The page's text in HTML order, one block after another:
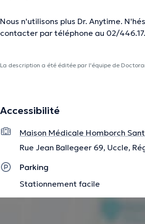
Nous n'utilisons plus Dr. Anytime.
contacter par téléphone au 02/
La description a été éditée par l'équipe de
Accessibilité
Maison Médicale Homborch
Rue Jean Ballegeer 69, Uccle,
Parking
Stationnement facile